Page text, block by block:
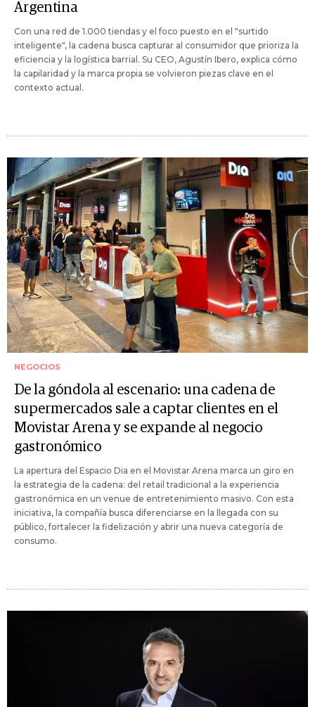
Argentina
Con una red de 1.000 tiendas y el foco puesto en el "surtido
inteligente", la cadena busca capturar al consumidor que prioriza la
eficiencia y la logística barrial. Su CEO, Agustín Ibero, explica cómo
la capilaridad y la marca propia se volvieron piezas clave en el
contexto actual.
NEGOCIOS
De la góndola al escenario: una cadena de
supermercados sale a captar clientes en el
Movistar Arena y se expande al negocio
gastronómico
La apertura del Espacio Dia en el Movistar Arena marca un giro en
la estrategia de la cadena: del retail tradicional a la experiencia
gastronómica en un venue de entretenimiento masivo. Con esta
iniciativa, la compañía busca diferenciarse en la llegada con su
público, fortalecer la fidelización y abrir una nueva categoría de
consumo.